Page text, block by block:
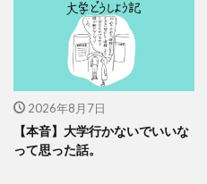
2026年8月7日
【本音】大学行かないでいいな
って思った話。